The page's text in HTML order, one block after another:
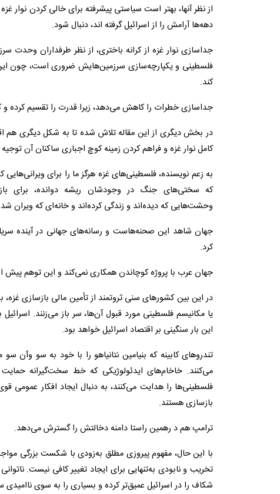
از نظر آنها، بهتر است سیاستی پیشرفته برای خالی کردن نوار
دهه‌ها آرامش را از اسرائیل گرفته اند، دنبال شود.
جداسازی نوار غزه از کرانه باختری، از نظر طرفداران وحدت
فلسطینی و یکپارچه‌سازی سرزمین‌هایش ضروری است، چون این
‌کند.
جداسازی خطرات را کاهش می‌دهد، زیرا قدرت را تقسیم کرده و
در بخش دیگری از این مقاله تلاش شده تا به شکل دیگری هم
کامل نوار غزه و فراهم کردن زمینه کوچ اجباری ساکنان آن
به زعم نویسنده، فلسطینی‌های غزه هرگز ما را برای
که سختی‌های جنگ در وجودشان ریشه دوانده، برای
وحشت‌هایی که دیده‌اند و زندگی کرده‌اند و خانه‌ای که ویران
جهان شاهد این صحنه‌هاست و رسانه‌های جهانی در آینده
کرد.
جهان عرب با پروژه کوچاندن همکاری نمی‌کند و این توهم پیش
در این بین کشورهای سنی ثروتمند از تأمین مالی بازسازی
یا مکانیسم فلسطینی مورد قبول آن‌ها، سر باز می‌زنند.
این بار سنگینی بر اقتصاد اسرائیل خواهد بود.
تندروهای کابینه که بنیامین نتانیاهو را با خود به سو وآن
می‌کنند. خاخام‌های‌‌‌‌ ایدئولوژیکی که خط سخت‌گیرانه
فلسطینی‌ها را هدایت می‌کنند، به دنبال ایجاد افکار عمومی
بازسازی هستند.
ترامپ هم د رهمین راستا دامنه دخالتش را گسترش می‌دهد.
با این حال، مفهوم پیروزی مطلق به‌زودی با شکست بزرگی
تخریب و نابودی به‌تنهایی برای ایجاد تغییر کافی نیست.
شکاف را در اسرائیل عمیق‌تر کرده و بسیاری را به سوی